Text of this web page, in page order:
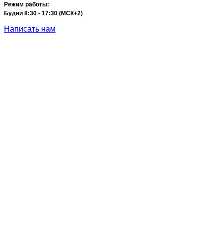
Режим работы:
Будни 8:30 - 17:30 (МСК+2)
Написать нам